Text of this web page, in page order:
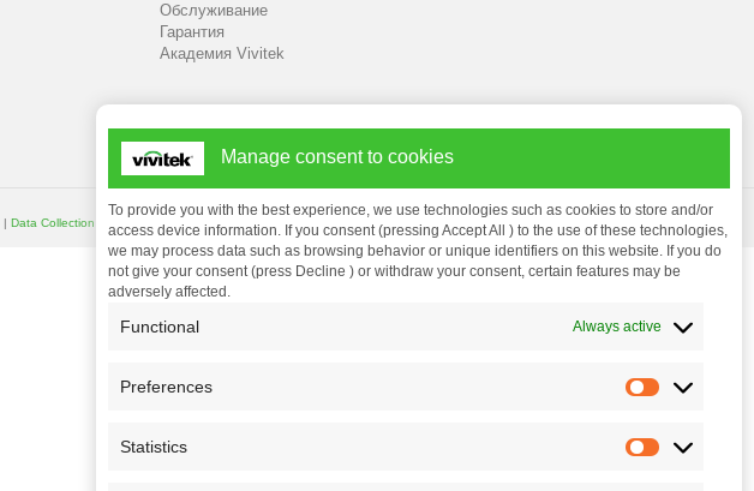
Обслуживание
Гарантия
Академия Vivitek
| Data Collection
Manage consent to cookies
To provide you with the best experience, we use technologies such as cookies to store and/or
access device information. If you consent (pressing Accept All ) to the use of these technologies,
we may process data such as browsing behavior or unique identifiers on this website. If you do
not give your consent (press Decline ) or withdraw your consent, certain features may be
adversely affected.
Functional Always active
Preferences
Statistics